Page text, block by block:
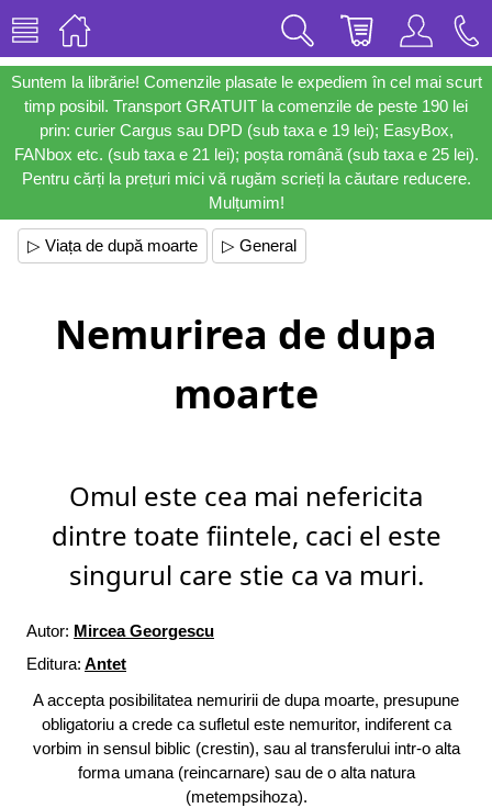
Suntem la librărie! Comenzile plasate le expediem în cel mai scurt
timp posibil. Transport GRATUIT la comenzile de peste 190 lei
prin: curier Cargus sau DPD (sub taxa e 19 lei); EasyBox,
FANbox etc. (sub taxa e 21 lei); poșta română (sub taxa e 25 lei).
Pentru cărți la prețuri mici vă rugăm scrieți la căutare reducere.
Mulțumim!
▷ Viața de după moarte ▷ General
Nemurirea de dupa
moarte
Omul este cea mai nefericita
dintre toate fiintele, caci el este
singurul care stie ca va muri.
Autor: Mircea Georgescu
Editura: Antet
A accepta posibilitatea nemuririi de dupa moarte, presupune
obligatoriu a crede ca sufletul este nemuritor, indiferent ca
vorbim in sensul biblic (crestin), sau al transferului intr-o alta
forma umana (reincarnare) sau de o alta natura
(metempsihoza).